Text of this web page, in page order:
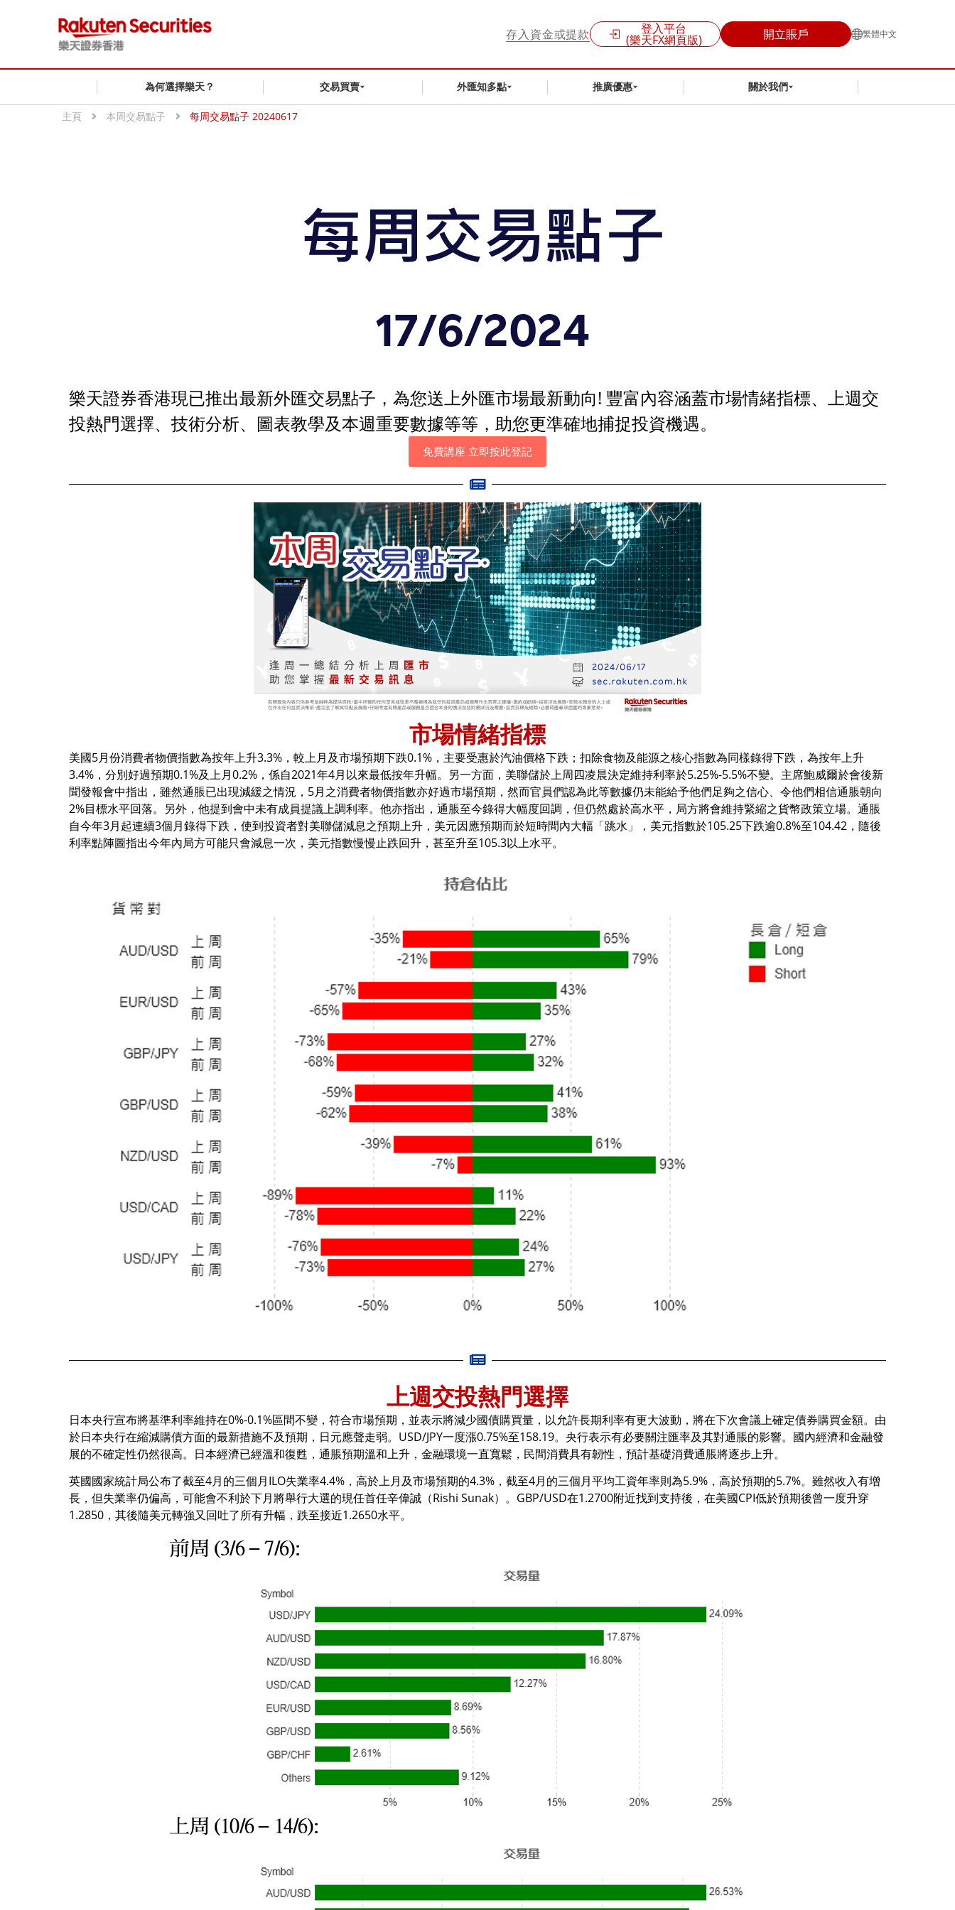
存入資金或提款 登入平台
(樂天FX網頁版) 開立賬戶 繁體中文
為何選擇樂天？ 交易買賣 外匯知多點 推廣優惠 關於我們
主頁 本周交易點子 每周交易點子 20240617
樂天證券香港現已推出最新外匯交易點子，為您送上外匯市場最新動向! 豐富內容涵蓋市場情緒指標、上週交
投熱門選擇、技術分析、圖表教學及本週重要數據等等，助您更準確地捕捉投資機遇。
免費講座 立即按此登記
市場情緒指標
美國5月份消費者物價指數為按年上升3.3%，較上月及市場預期下跌0.1%，主要受惠於汽油價格下跌；扣除食物及能源之核心指數為同樣錄得下跌，為按年上升
3.4%，分別好過預期0.1%及上月0.2%，係自2021年4月以來最低按年升幅。另一方面，美聯儲於上周四凌晨決定維持利率於5.25%-5.5%不變。主席鮑威爾於會後新
聞發報會中指出，雖然通脹已出現減緩之情況，5月之消費者物價指數亦好過市場預期，然而官員們認為此等數據仍未能給予他們足夠之信心、令他們相信通脹朝向
2%目標水平回落。另外，他提到會中未有成員提議上調利率。他亦指出，通脹至今錄得大幅度回調，但仍然處於高水平，局方將會維持緊縮之貨幣政策立場。通脹
自今年3月起連續3個月錄得下跌，使到投資者對美聯儲減息之預期上升，美元因應預期而於短時間內大幅「跳水」，美元指數於105.25下跌逾0.8%至104.42，隨後
利率點陣圖指出今年內局方可能只會減息一次，美元指數慢慢止跌回升，甚至升至105.3以上水平。
上週交投熱門選擇
日本央行宣布將基準利率維持在0%-0.1%區間不變，符合市場預期，並表示將減少國債購買量，以允許長期利率有更大波動，將在下次會議上確定債券購買金額。由
於日本央行在縮減購債方面的最新措施不及預期，日元應聲走弱。USD/JPY一度漲0.75%至158.19。央行表示有必要關注匯率及其對通脹的影響。國內經濟和金融發
展的不確定性仍然很高。日本經濟已經溫和復甦，通脹預期溫和上升，金融環境一直寬鬆，民間消費具有韌性，預計基礎消費通脹將逐步上升。
英國國家統計局公布了截至4月的三個月ILO失業率4.4%，高於上月及市場預期的4.3%，截至4月的三個月平均工資年率則為5.9%，高於預期的5.7%。雖然收入有增
長，但失業率仍偏高，可能會不利於下月將舉行大選的現任首任辛偉誠（Rishi Sunak）。GBP/USD在1.2700附近找到支持後，在美國CPI低於預期後曾一度升穿
1.2850，其後隨美元轉強又回吐了所有升幅，跌至接近1.2650水平。